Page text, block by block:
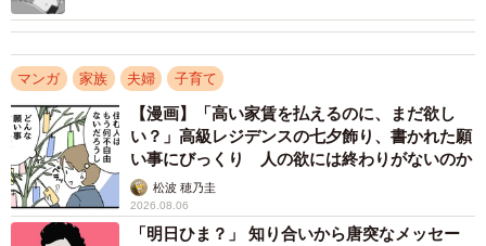
マンガ 家族 夫婦 子育て
【漫画】「高い家賃を払えるのに、まだ欲し
い？」高級レジデンスの七夕飾り、書かれた願
い事にびっくり 人の欲には終わりがないのか
松波 穂乃圭
2026.08.06
「明日ひま？」 知り合いから唐突なメッセー